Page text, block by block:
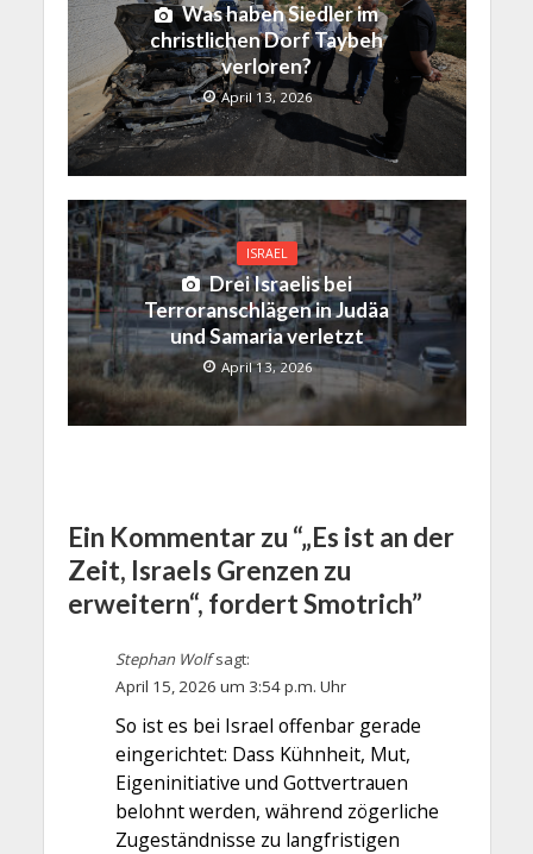
Was haben Siedler im
christlichen Dorf Taybeh
verloren?
April 13, 2026
ISRAEL
Drei Israelis bei
Terroranschlägen in Judäa
und Samaria verletzt
April 13, 2026
Ein Kommentar zu “„Es ist an der
Zeit, Israels Grenzen zu
erweitern“, fordert Smotrich”
Stephan Wolf sagt:
April 15, 2026 um 3:54 p.m. Uhr
So ist es bei Israel offenbar gerade
eingerichtet: Dass Kühnheit, Mut,
Eigeninitiative und Gottvertrauen
belohnt werden, während zögerliche
Zugeständnisse zu langfristigen